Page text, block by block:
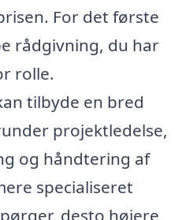
For det første
rådgivning, du har
rolle.
tilbyde en bred
projektledelse,
og håndtering af
specialiseret
desto højere